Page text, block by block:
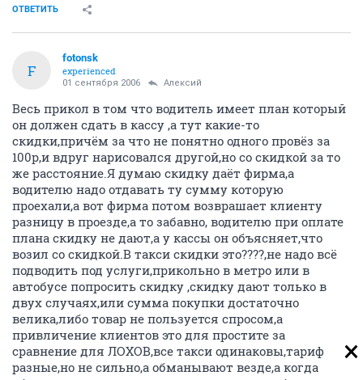
ОТВЕТИТЬ
F
fotonsk
experienced
01 сентября 2006 Алексий
Весь прикол в том что водитель имеет план который
он должен сдать в кассу ,а тут какие-то
скидки,причём за что не понятно одного провёз за
100р,и вдруг нарисовался другой,но со скидкой за то
же расстояние.Я думаю скидку даёт фирма,а
водителю надо отдавать ту сумму которую
проехали,а вот фирма потом возврашает клиенту
разницу в проезде,а то забавно, водителю при оплате
плана скидку не дают,а у кассы он объясняет,что
возил со скидкой.В такси скидки это????,не надо всё
подводить под услуги,прикольно в метро или в
автобусе попросить скидку ,скидку дают только в
двух случаях,или сумма покупки достаточно
велика,либо товар не пользуется спросом,а
привличение клиентов это для простите за
сравнение для ЛОХОВ,все такси одинаковы,тариф
разные,но не сильно,а обманывают везде,а когда